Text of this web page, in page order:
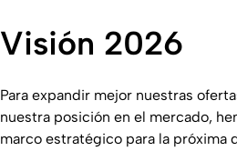
Visión 2026
Para expandir mejor nuestras
nuestra posición en el mercado,
marco estratégico para la próxima